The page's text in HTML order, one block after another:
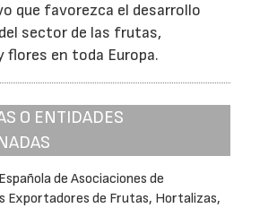
que favorezca el desarrollo
sector de las frutas,
flores en toda Europa.
O ENTIDADES
de Asociaciones de
Exportadores de Frutas, Hortalizas,